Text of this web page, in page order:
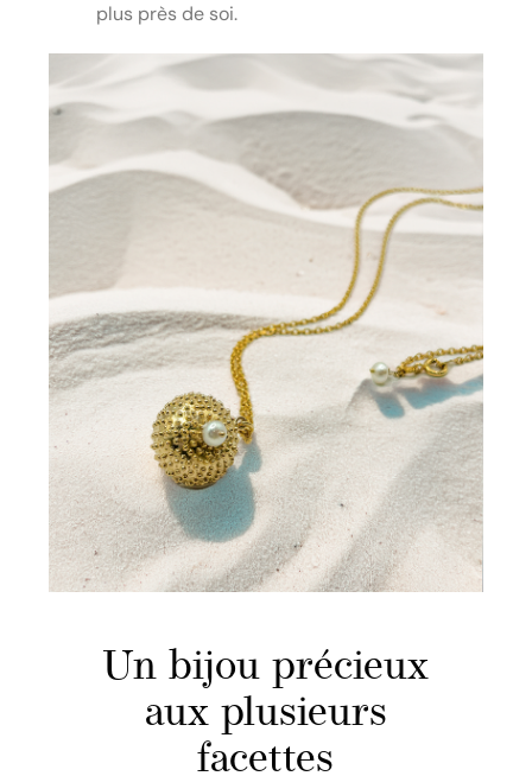
plus près de soi.
Un bijou précieux
aux plusieurs
facettes